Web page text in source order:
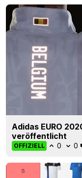
Adidas EURO
veröffentlicht
OFFIZIELL 0 0